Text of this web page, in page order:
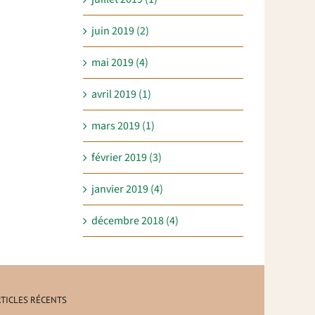
juin 2019 (2)
mai 2019 (4)
avril 2019 (1)
mars 2019 (1)
février 2019 (3)
janvier 2019 (4)
décembre 2018 (4)
RÉCENTS